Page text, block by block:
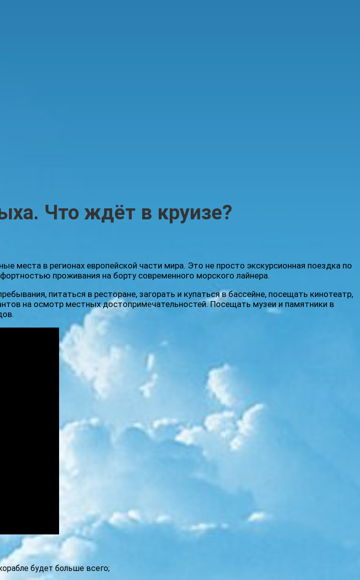
Что ждёт в круизе?
места в регионах европейской части мира. Это не просто экскурсионная поездка по
проживания на борту современного морского лайнера.
питаться в ресторане, загорать и купаться в бассейне, посещать кинотеатр,
на осмотр местных достопримечательностей. Посещать музеи и памятники в
будет больше всего;